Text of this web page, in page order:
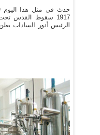
الرئيس أنور السادات